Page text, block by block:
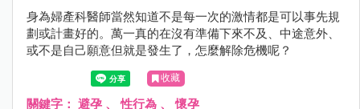
身為婦產科醫師當然知道不是每一次的激情都是可以事先規
劃或計畫好的。萬一真的在沒有準備下來不及、中途意外、
或不是自己願意但就是發生了，怎麼解除危機呢？
收藏
關鍵字： 避孕 、性行為 、懷孕